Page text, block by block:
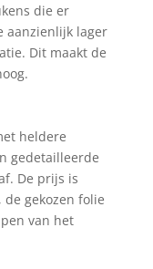
die er
aanzienlijk lager
Dit maakt de
heldere
gedetailleerde
De prijs is
gekozen folie
van het